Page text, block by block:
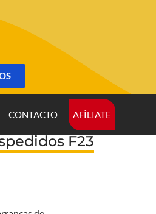
CONTACTO AFÍLIATE
F23